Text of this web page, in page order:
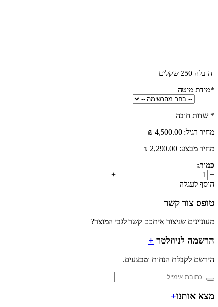
מיטה
חובה
4,500.00 ₪
2,290.00 ₪
קשר
שניצור איתכם קשר לגבי המוצר?
לניוזלטר+
הנחות ומבצעים.
+